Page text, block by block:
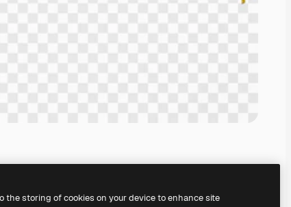
the storing of cookies on your device to enhance site